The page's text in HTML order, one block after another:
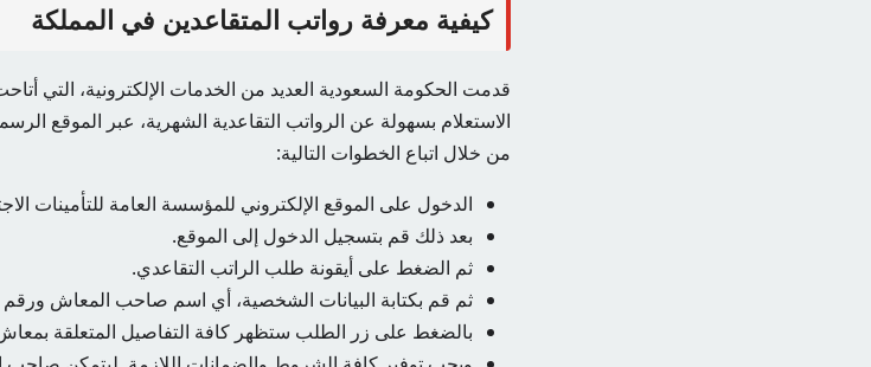
كيفية معرفة رواتب المتقاعدين في المملكة
قدمت الحكومة السعودية العديد من الخدمات الإلكترونية، التي
الاستعلام بسهولة عن الرواتب التقاعدية الشهرية، عبر الموقع
من خلال اتباع الخطوات التالية:
الدخول على الموقع الإلكتروني للمؤسسة العامة للتأمينات
بعد ذلك قم بتسجيل الدخول إلى الموقع.
ثم الضغط على أيقونة طلب الراتب التقاعدي.
ثم قم بكتابة البيانات الشخصية، أي اسم صاحب المعاش ورقم
بالضغط على زر الطلب ستظهر كافة التفاصيل المتعلقة